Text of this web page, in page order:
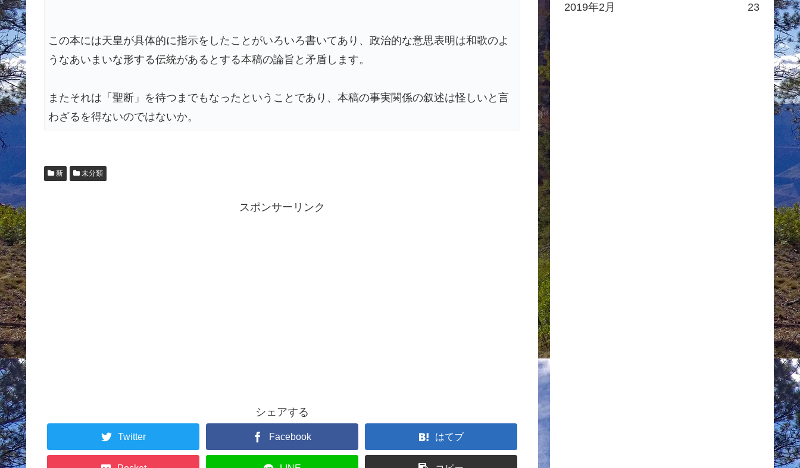
この本には天皇が具体的に指示をしたことがいろいろ書いてあり、政治的な意思表明は和歌のよ
うなあいまいな形する伝統があるとする本稿の論旨と矛盾します。
またそれは「聖断」を待つまでもなったということであり、本稿の事実関係の叙述は怪しいと言
わざるを得ないのではないか。
新 未分類
スポンサーリンク
シェアする
Twitter Facebook はてブ
2019年2月 23